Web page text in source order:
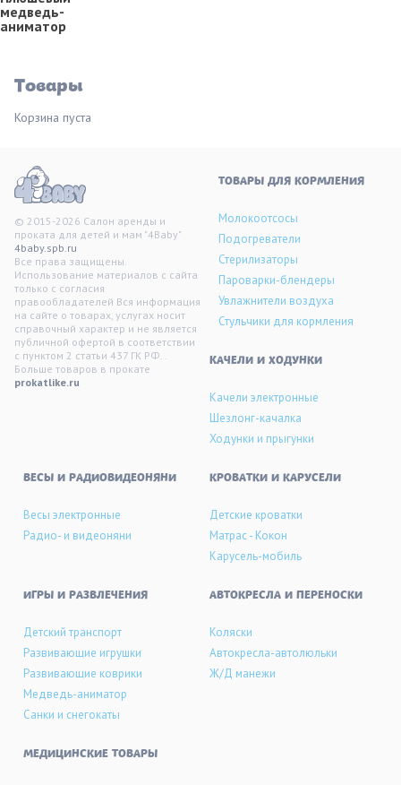
медведь-
аниматор
Товары
Корзина пуста
© 2015-2026 Салон аренды и
проката для детей и мам "4Baby"
4baby.spb.ru
Все права защищены.
Использование материалов с сайта
только с согласия
правообладателей Вся информация
на сайте о товарах, услугах носит
справочный характер и не является
публичной офертой в соответствии
с пунктом 2 статьи 437 ГК РФ. .
Больше товаров в прокате
prokatlike.ru
ТОВАРЫ ДЛЯ КОРМЛЕНИЯ
Молокоотсосы
Подогреватели
Стерилизаторы
Пароварки-блендеры
Увлажнители воздуха
Стульчики для кормления
KАЧЕЛИ И ХОДУНКИ
Качели электронные
Шезлонг-качалка
Ходунки и прыгунки
ВЕСЫ И РАДИОВИДЕОНЯНИ
Весы электронные
Радио- и видеоняни
КРОВАТКИ И КАРУСЕЛИ
Детские кроватки
Матрас - Кокон
Карусель-мобиль
ИГРЫ И РАЗВЛЕЧЕНИЯ
Детский транспорт
Развивающие игрушки
Развивающие коврики
Медведь-аниматор
Санки и снегокаты
АВТОКРЕСЛА И ПЕРЕНОСКИ
Коляски
Автокресла-автолюльки
Ж/Д манежи
МЕДИЦИНСКИЕ ТОВАРЫ